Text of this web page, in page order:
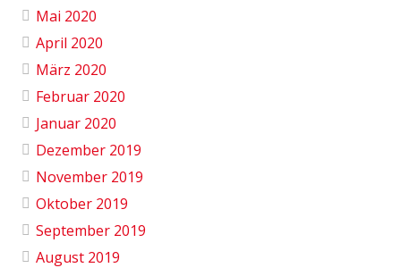
Mai 2020
April 2020
März 2020
Februar 2020
Januar 2020
Dezember 2019
November 2019
Oktober 2019
September 2019
August 2019